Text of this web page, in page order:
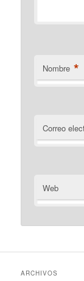
Nombre *
Correo
Web
ARCHIVOS